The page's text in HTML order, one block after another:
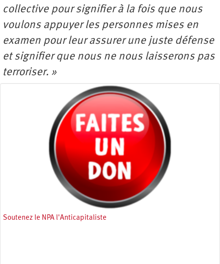
collective pour signifier à la fois que nous
voulons appuyer les personnes mises en
examen pour leur assurer une juste défense
et signifier que nous ne nous laisserons pas
terroriser. »
Soutenez le NPA l'Anticapitaliste